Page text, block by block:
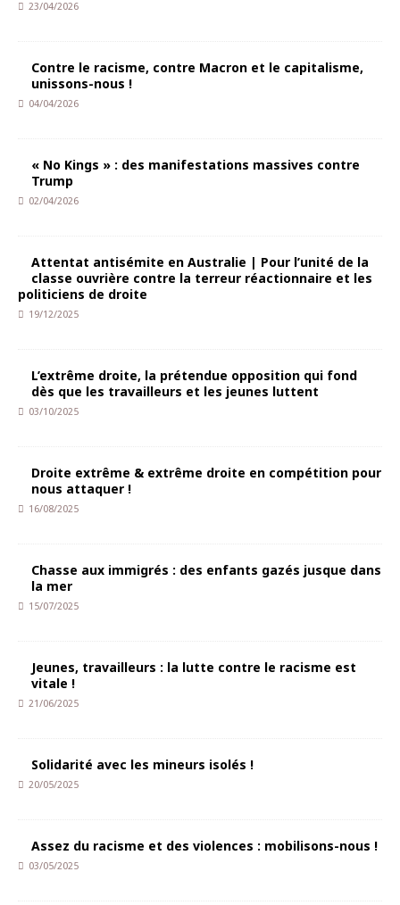
23/04/2026
Contre le racisme, contre Macron et le capitalisme,
unissons-nous !
04/04/2026
« No Kings » : des manifestations massives contre
Trump
02/04/2026
Attentat antisémite en Australie | Pour l’unité de la
classe ouvrière contre la terreur réactionnaire et les
politiciens de droite
19/12/2025
L’extrême droite, la prétendue opposition qui fond
dès que les travailleurs et les jeunes luttent
03/10/2025
Droite extrême & extrême droite en compétition pour
nous attaquer !
16/08/2025
Chasse aux immigrés : des enfants gazés jusque dans
la mer
15/07/2025
Jeunes, travailleurs : la lutte contre le racisme est
vitale !
21/06/2025
Solidarité avec les mineurs isolés !
20/05/2025
Assez du racisme et des violences : mobilisons-nous !
03/05/2025